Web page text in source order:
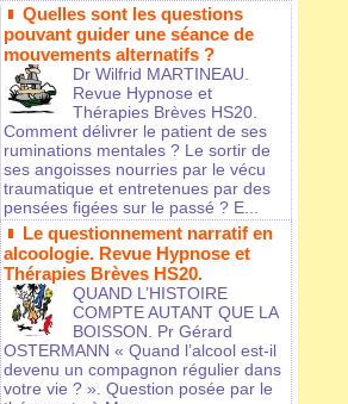
Quelles sont les questions
pouvant guider une séance de
mouvements alternatifs ?
Dr Wilfrid MARTINEAU.
Revue Hypnose et
Thérapies Brèves HS20.
Comment délivrer le patient de ses
ruminations mentales ? Le sortir de
ses angoisses nourries par le vécu
traumatique et entretenues par des
pensées figées sur le passé ? E...
Le questionnement narratif en
alcoologie. Revue Hypnose et
Thérapies Brèves HS20.
QUAND L’HISTOIRE
COMPTE AUTANT QUE LA
BOISSON. Pr Gérard
OSTERMANN « Quand l’alcool est-il
devenu un compagnon régulier dans
votre vie ? ». Question posée par le